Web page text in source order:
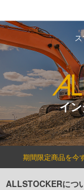
イ
期間限定商品を今
ALLSTOCKERにつ